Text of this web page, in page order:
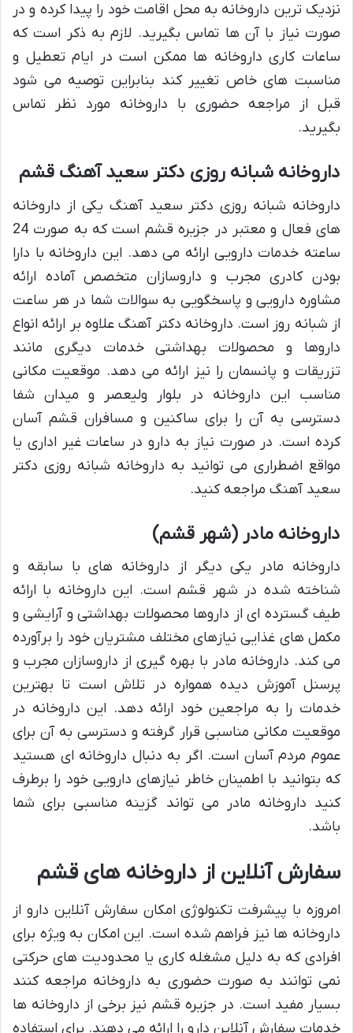
نزدیک ترین داروخانه به محل اقامت خود را پیدا کرده و در
صورت نیاز با آن ها تماس بگیرید. لازم به ذکر است که
ساعات کاری داروخانه ها ممکن است در ایام تعطیل و
مناسبت های خاص تغییر کند بنابراین توصیه می شود
قبل از مراجعه حضوری با داروخانه مورد نظر تماس
بگیرید.
داروخانه شبانه روزی دکتر سعید آهنگ قشم
داروخانه شبانه روزی دکتر سعید آهنگ یکی از داروخانه
های فعال و معتبر در جزیره قشم است که به صورت 24
ساعته خدمات دارویی ارائه می دهد. این داروخانه با دارا
بودن کادری مجرب و داروسازان متخصص آماده ارائه
مشاوره دارویی و پاسخگویی به سوالات شما در هر ساعت
از شبانه روز است. داروخانه دکتر آهنگ علاوه بر ارائه انواع
داروها و محصولات بهداشتی خدمات دیگری مانند
تزریقات و پانسمان را نیز ارائه می دهد. موقعیت مکانی
مناسب این داروخانه در بلوار ولیعصر و میدان شفا
دسترسی به آن را برای ساکنین و مسافران قشم آسان
کرده است. در صورت نیاز به دارو در ساعات غیر اداری یا
مواقع اضطراری می توانید به داروخانه شبانه روزی دکتر
سعید آهنگ مراجعه کنید.
داروخانه مادر (شهر قشم)
داروخانه مادر یکی دیگر از داروخانه های با سابقه و
شناخته شده در شهر قشم است. این داروخانه با ارائه
طیف گسترده ای از داروها محصولات بهداشتی و آرایشی و
مکمل های غذایی نیازهای مختلف مشتریان خود را برآورده
می کند. داروخانه مادر با بهره گیری از داروسازان مجرب و
پرسنل آموزش دیده همواره در تلاش است تا بهترین
خدمات را به مراجعین خود ارائه دهد. این داروخانه در
موقعیت مکانی مناسبی قرار گرفته و دسترسی به آن برای
عموم مردم آسان است. اگر به دنبال داروخانه ای هستید
که بتوانید با اطمینان خاطر نیازهای دارویی خود را برطرف
کنید داروخانه مادر می تواند گزینه مناسبی برای شما
باشد.
سفارش آنلاین از داروخانه های قشم
امروزه با پیشرفت تکنولوژی امکان سفارش آنلاین دارو از
داروخانه ها نیز فراهم شده است. این امکان به ویژه برای
افرادی که به دلیل مشغله کاری یا محدودیت های حرکتی
نمی توانند به صورت حضوری به داروخانه مراجعه کنند
بسیار مفید است. در جزیره قشم نیز برخی از داروخانه ها
خدمات سفارش آنلاین دارو را ارائه می دهند. برای استفاده